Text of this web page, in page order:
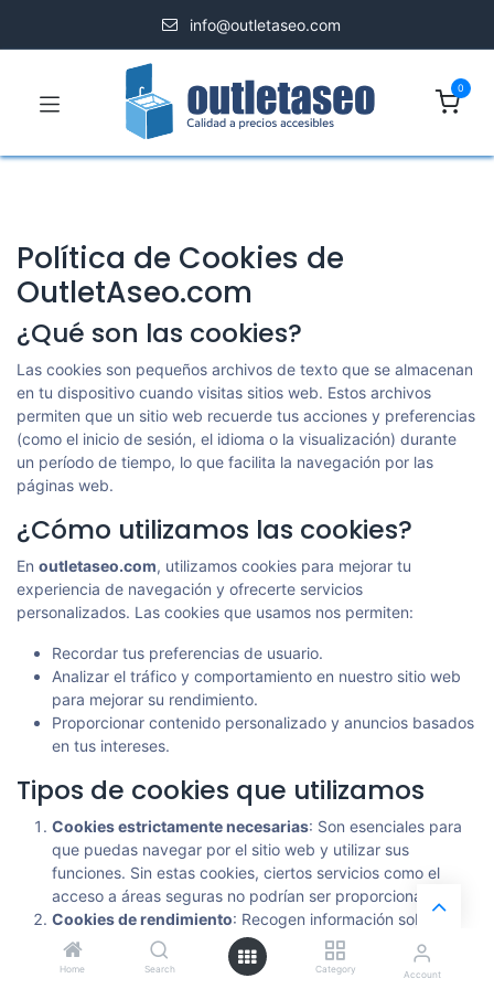
Home Search Category Account
info@outletaseo.com
0
Política de Cookies de
OutletAseo.com
¿Qué son las cookies?
Las cookies son pequeños archivos de texto que se almacenan
en tu dispositivo cuando visitas sitios web. Estos archivos
permiten que un sitio web recuerde tus acciones y preferencias
(como el inicio de sesión, el idioma o la visualización) durante
un período de tiempo, lo que facilita la navegación por las
páginas web.
¿Cómo utilizamos las cookies?
En outletaseo.com, utilizamos cookies para mejorar tu
experiencia de navegación y ofrecerte servicios
personalizados. Las cookies que usamos nos permiten:
Recordar tus preferencias de usuario.
Analizar el tráfico y comportamiento en nuestro sitio web
para mejorar su rendimiento.
Proporcionar contenido personalizado y anuncios basados
en tus intereses.
Tipos de cookies que utilizamos
Cookies estrictamente necesarias: Son esenciales para
que puedas navegar por el sitio web y utilizar sus
funciones. Sin estas cookies, ciertos servicios como el
acceso a áreas seguras no podrían ser proporcionados.
Cookies de rendimiento: Recogen información sobre
cómo utilizas nuestro sitio, por ejemplo, qué páginas
visitas más. Esta información es anónima y nos ayuda a